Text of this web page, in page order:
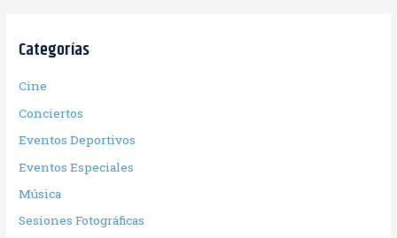
Categorías
Cine
Conciertos
Eventos Deportivos
Eventos Especiales
Música
Sesiones Fotográficas